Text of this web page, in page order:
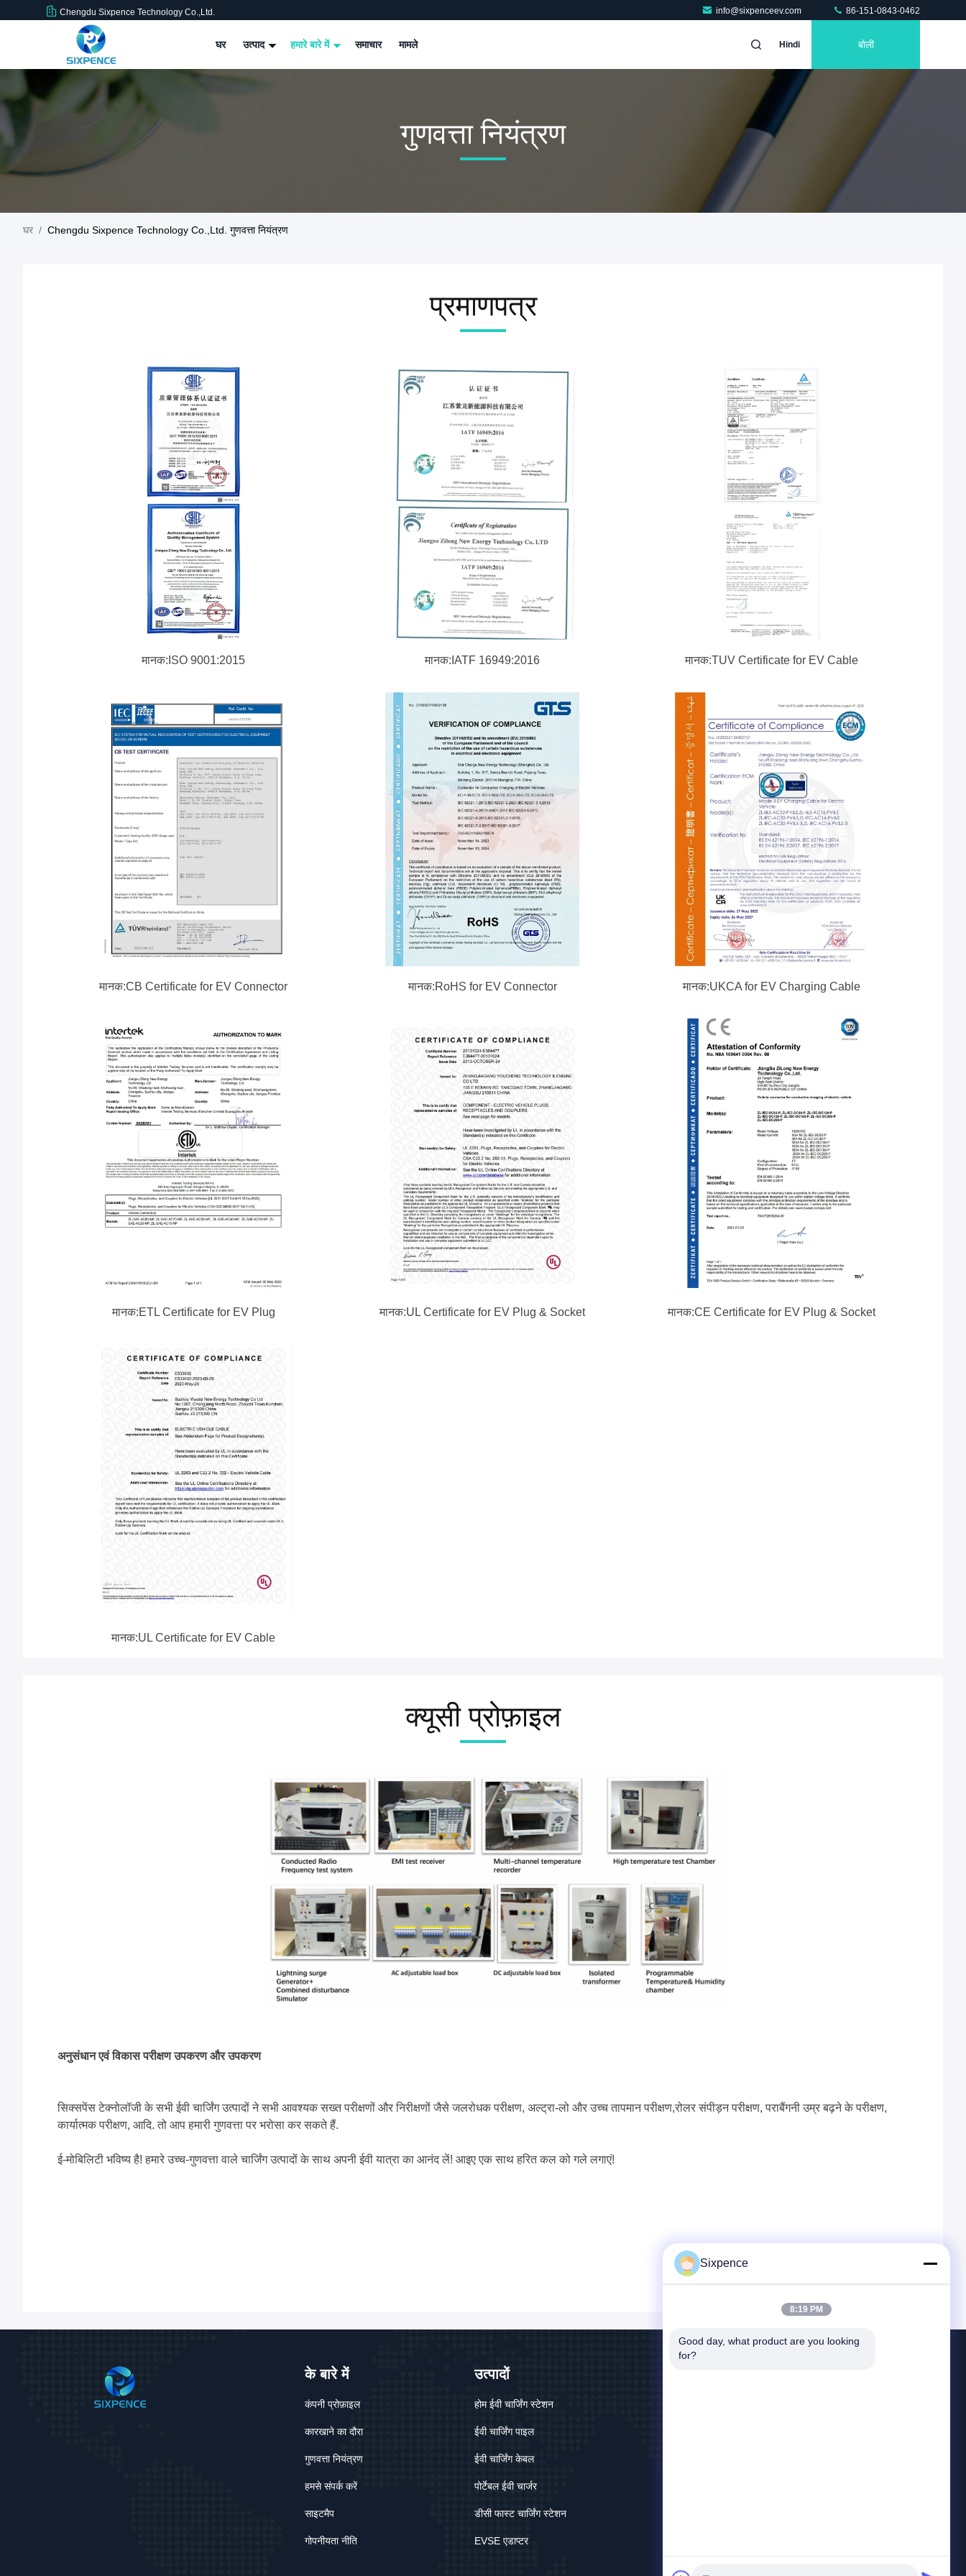
Chengdu Sixpence Technology Co.,Ltd. info@sixpenceev.com 86-151-0843-0462
घर उत्पाद हमारे बारे में समाचार मामले Hindi बोली
गुणवत्ता नियंत्रण
घर / Chengdu Sixpence Technology Co.,Ltd. गुणवत्ता नियंत्रण
प्रमाणपत्र
मानक:ISO 9001:2015 मानक:IATF 16949:2016 मानक:TUV Certificate for EV Cable
मानक:CB Certificate for EV Connector मानक:RoHS for EV Connector मानक:UKCA for EV Charging Cable
मानक:ETL Certificate for EV Plug मानक:UL Certificate for EV Plug & Socket मानक:CE Certificate for EV Plug & Socket
मानक:UL Certificate for EV Cable
क्यूसी प्रोफ़ाइल
अनुसंधान एवं विकास परीक्षण उपकरण और उपकरण
सिक्सपेंस टेक्नोलॉजी के सभी ईवी चार्जिंग उत्पादों ने सभी आवश्यक सख्त परीक्षणों और निरीक्षणों जैसे जलरोधक परीक्षण, अल्ट्रा-लो और उच्च तापमान परीक्षण,रोलर संपीड़न परीक्षण, पराबैंगनी उम्र बढ़ने के परीक्षण,
कार्यात्मक परीक्षण, आदि. तो आप हमारी गुणवत्ता पर भरोसा कर सकते हैं.
ई-मोबिलिटी भविष्य है! हमारे उच्च-गुणवत्ता वाले चार्जिंग उत्पादों के साथ अपनी ईवी यात्रा का आनंद लें! आइए एक साथ हरित कल को गले लगाएं!
के बारे में
कंपनी प्रोफ़ाइल
कारखाने का दौरा
गुणवत्ता नियंत्रण
हमसे संपर्क करें
साइटमैप
गोपनीयता नीति
उत्पादों
होम ईवी चार्जिंग स्टेशन
ईवी चार्जिंग पाइल
ईवी चार्जिंग केबल
पोर्टेबल ईवी चार्जर
डीसी फास्ट चार्जिंग स्टेशन
EVSE एडाप्टर
Sixpence
8:19 PM
Good day, what product are you looking
for?